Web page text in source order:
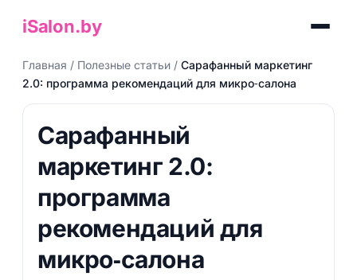
iSalon.by
Главная / Полезные статьи/ Сарафанный маркетинг
2.0: программа рекомендаций для микро‑салона
Сарафанный
маркетинг 2.0:
программа
рекомендаций для
микро‑салона